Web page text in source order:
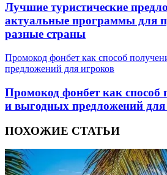
Лучшие туристические
актуальные программы для
разные страны
Промокод фонбет как способ
предложений для игроков
Промокод фонбет как способ
и выгодных предложений для
ПОХОЖИЕ СТАТЬИ